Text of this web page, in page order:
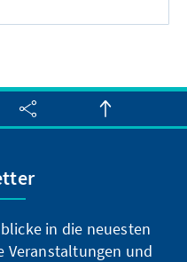
in die neuesten
Veranstaltungen und